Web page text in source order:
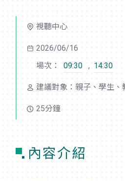
視聽中心
2026/06/16
場次：
09:30 , 14:30
建議對象：親子、學生
25分鐘
內容介紹